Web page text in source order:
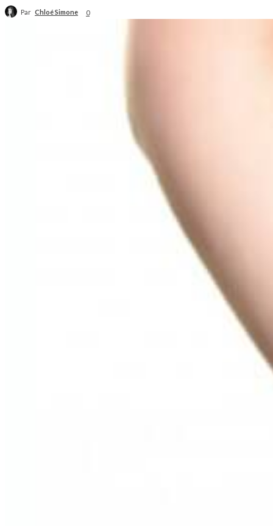
Par Chloé Simone 0